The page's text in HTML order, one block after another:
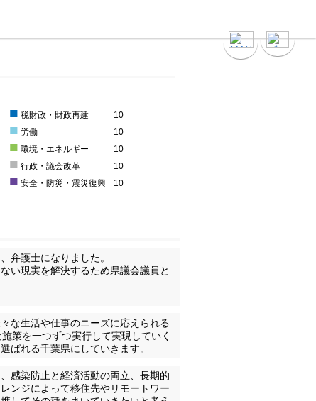
■ 税財政・財政再建 10
■ 労働 10
■ 環境・エネルギー 10
■ 行政・議会改革 10
■ 安全・防災・震災復興 10
弁護士になりました。
い現実を解決するため県議会議員と
な生活や仕事のニーズに応えられる
策を一つずつ実行して実現していく
ばれる千葉県にしていきます。
感染防止と経済活動の両立、長期的
ンジによって移住先やリモートワー